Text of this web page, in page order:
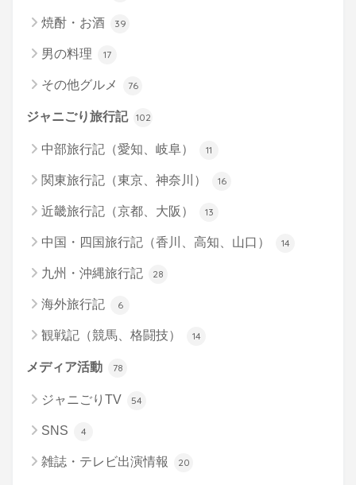
焼酎・お酒 39
男の料理 17
その他グルメ 76
ジャニごり旅行記 102
中部旅行記（愛知、岐阜） 11
関東旅行記（東京、神奈川） 16
近畿旅行記（京都、大阪） 13
中国・四国旅行記（香川、高知、山口） 14
九州・沖縄旅行記 28
海外旅行記 6
観戦記（競馬、格闘技） 14
メディア活動 78
ジャニごりTV 54
SNS 4
雑誌・テレビ出演情報 20